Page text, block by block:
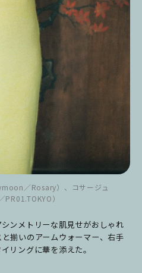
／Rosary）、コサージュ
）
ンメトリーな肌見せがおしゃれ
揃いのアームウォーマー、右手
リングに華を添えた。